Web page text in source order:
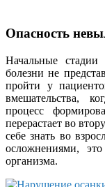
Опасность
Начальные стадии
болезни не
пройти у
вмешательства,
процесс
перерастает во
себе знать во
осложнениями,
организма.